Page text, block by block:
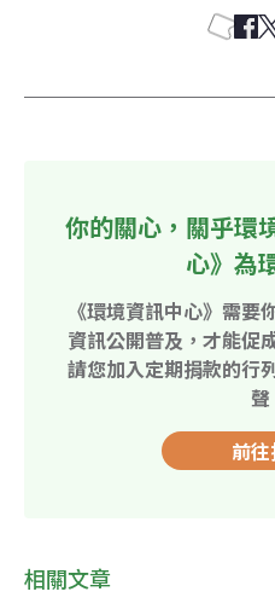
你的關心，關乎環
心》為
《環境資訊中心》需要
資訊公開普及，才能促
請您加入定期捐款的行
聲
前
相關文章